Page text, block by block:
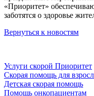
«Приоритет»
заботятся о здоровье
Вернуться к новостям
Услуги скорой Приоритет
Скорая помощь для
Детская скорая помощь
Помощь онкопациентам